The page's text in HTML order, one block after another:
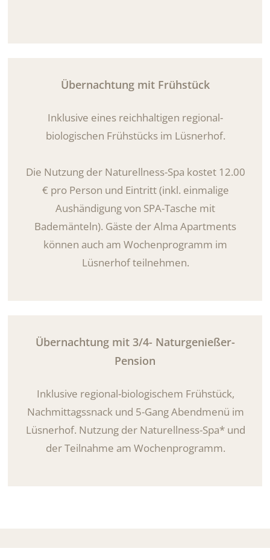
Übernachtung mit Frühstück
Inklusive eines reichhaltigen regional-
biologischen Frühstücks im Lüsnerhof.
Die Nutzung der Naturellness-Spa kostet 12.00
€ pro Person und Eintritt (inkl. einmalige
Aushändigung von SPA-Tasche mit
Bademänteln). Gäste der Alma Apartments
können auch am Wochenprogramm im
Lüsnerhof teilnehmen.
Übernachtung mit 3/4- Naturgenießer-
Pension
Inklusive regional-biologischem Frühstück,
Nachmittagssnack und 5-Gang Abendmenü im
Lüsnerhof. Nutzung der Naturellness-Spa* und
der Teilnahme am Wochenprogramm.